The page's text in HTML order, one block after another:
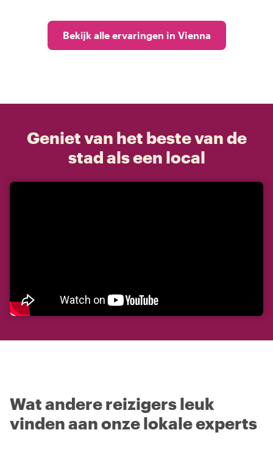
Bekijk alle ervaringen in Vienna
Geniet van het beste van de
stad als een local
Wat andere reizigers leuk
vinden aan onze lokale experts